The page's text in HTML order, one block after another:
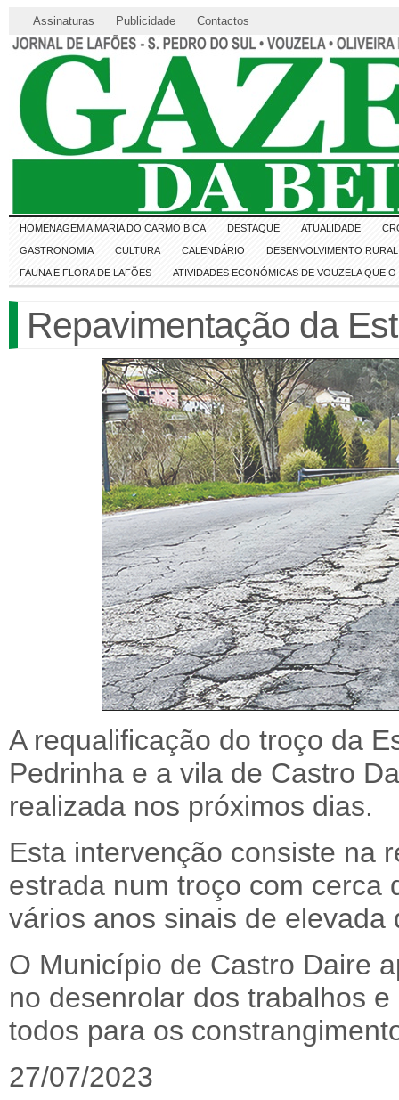
Assinaturas Publicidade Contactos
HOMENAGEM A MARIA DO CARMO BICA DESTAQUE ATUALIDADE
GASTRONOMIA CULTURA CALENDÁRIO DESENVOLVIMENTO RURAL
FAUNA E FLORA DE LAFÕES ATIVIDADES ECONÓMICAS DE VOUZELA QUE
Repavimentação da
A requalificação do troço da
Pedrinha e a vila de Castro
realizada nos próximos dias.
Esta intervenção consiste na
estrada num troço com cerca
vários anos sinais de elevada
O Município de Castro Daire
no desenrolar dos trabalhos
todos para os
27/07/2023